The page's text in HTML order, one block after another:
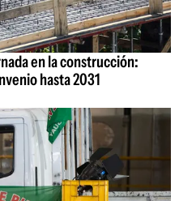
en la construcción:
hasta 2031